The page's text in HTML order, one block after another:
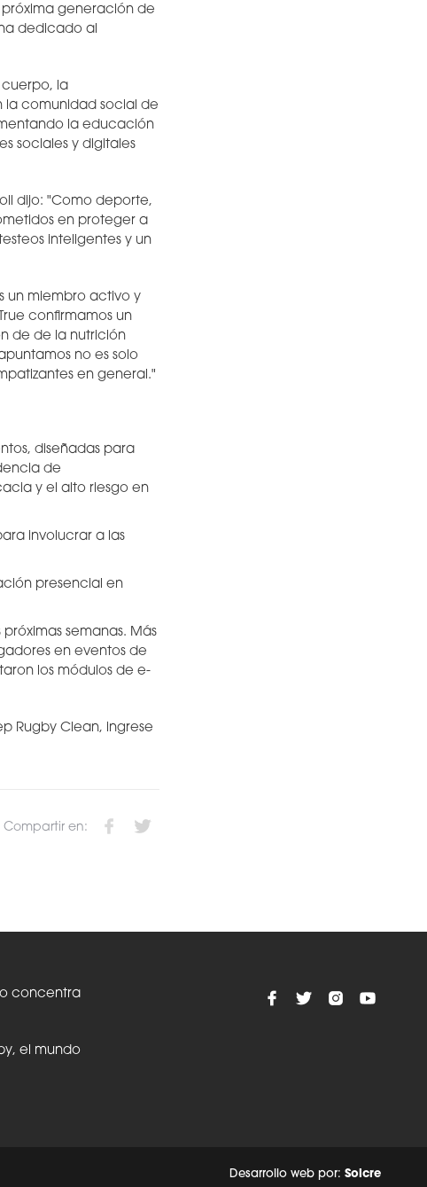
próxima generación de
dedicado al
la
la comunidad social de
la educación
sociales y digitales
dijo: "Como deporte,
en proteger a
inteligentes y un
un miembro activo y
confirmamos un
de de la nutrición
no es solo
en general."
diseñadas para
de
y el alto riesgo en
involucrar a las
presencial en
semanas. Más
en eventos de
los módulos de e-
Rugby Clean, ingrese
Compartir en:
concentra
el mundo
Desarrollo web por: Solcre